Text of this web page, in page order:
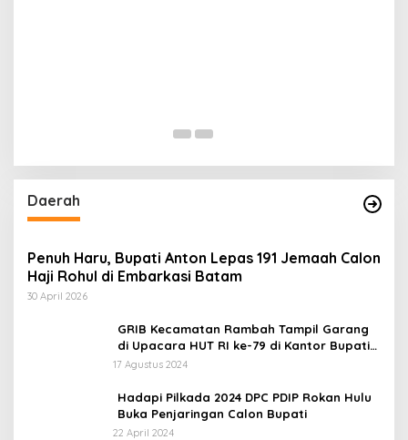
Daerah
Penuh Haru, Bupati Anton Lepas 191 Jemaah Calon
Haji Rohul di Embarkasi Batam
30 April 2026
GRIB Kecamatan Rambah Tampil Garang
di Upacara HUT RI ke-79 di Kantor Bupati
Rokan Hulu!
17 Agustus 2024
Hadapi Pilkada 2024 DPC PDIP Rokan Hulu
Buka Penjaringan Calon Bupati
22 April 2024